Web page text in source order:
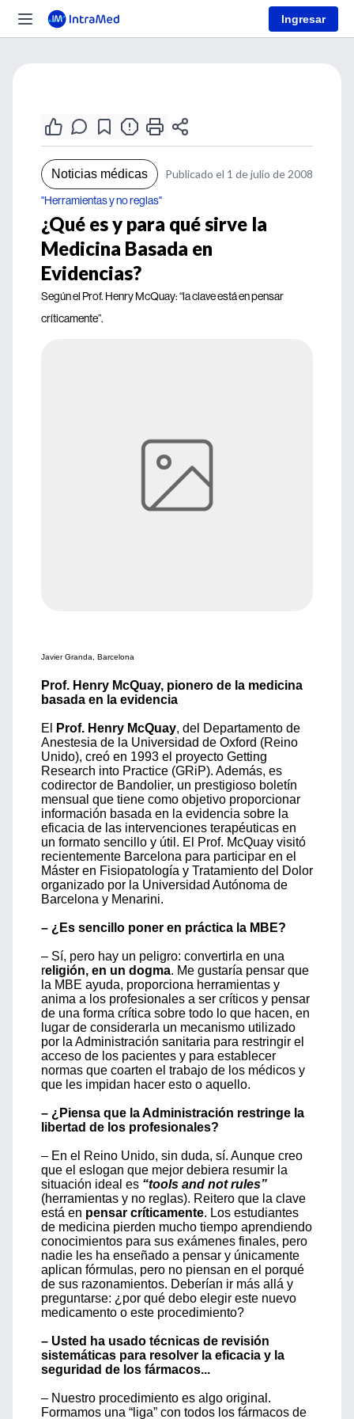
Ingresar
Noticias médicas Publicado el 1 de julio de 2008
"Herramientas y no reglas"
¿Qué es y para qué sirve la
Medicina Basada en
Evidencias?
Según el Prof. Henry McQuay: “la clave está en pensar
críticamente”.
Javier Granda, Barcelona
Prof. Henry McQuay, pionero de la medicina
basada en la evidencia
El Prof. Henry McQuay, del Departamento de
Anestesia de la Universidad de Oxford (Reino
Unido), creó en 1993 el proyecto Getting
Research into Practice (GRiP). Además, es
codirector de Bandolier, un prestigioso boletín
mensual que tiene como objetivo proporcionar
información basada en la evidencia sobre la
eficacia de las intervenciones terapéuticas en
un formato sencillo y útil. El Prof. McQuay visitó
recientemente Barcelona para participar en el
Máster en Fisiopatología y Tratamiento del Dolor
organizado por la Universidad Autónoma de
Barcelona y Menarini.
– ¿Es sencillo poner en práctica la MBE?
– Sí, pero hay un peligro: convertirla en una
religión, en un dogma. Me gustaría pensar que
la MBE ayuda, proporciona herramientas y
anima a los profesionales a ser críticos y pensar
de una forma crítica sobre todo lo que hacen, en
lugar de considerarla un mecanismo utilizado
por la Administración sanitaria para restringir el
acceso de los pacientes y para establecer
normas que coarten el trabajo de los médicos y
que les impidan hacer esto o aquello.
– ¿Piensa que la Administración restringe la
libertad de los profesionales?
– En el Reino Unido, sin duda, sí. Aunque creo
que el eslogan que mejor debiera resumir la
situación ideal es “tools and not rules”
(herramientas y no reglas). Reitero que la clave
está en pensar críticamente. Los estudiantes
de medicina pierden mucho tiempo aprendiendo
conocimientos para sus exámenes finales, pero
nadie les ha enseñado a pensar y únicamente
aplican fórmulas, pero no piensan en el porqué
de sus razonamientos. Deberían ir más allá y
preguntarse: ¿por qué debo elegir este nuevo
medicamento o este procedimiento?
– Usted ha usado técnicas de revisión
sistemáticas para resolver la eficacia y la
seguridad de los fármacos...
– Nuestro procedimiento es algo original.
Formamos una “liga” con todos los fármacos de